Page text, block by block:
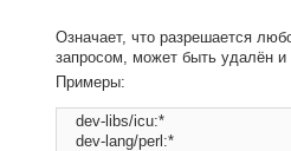
Означает, что разрешается
запросом, может быть удалён
Примеры:
    dev-libs/icu:*
    dev-lang/perl:*